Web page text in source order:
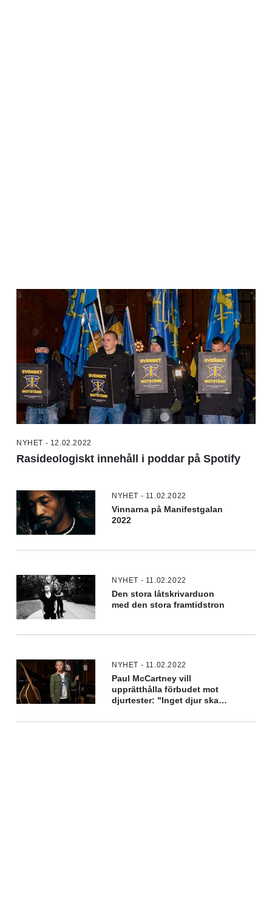
NYHET - 12.02.2022
Rasideologiskt innehåll i poddar på Spotify
NYHET - 11.02.2022
Vinnarna på Manifestgalan
2022
NYHET - 11.02.2022
Den stora låtskrivarduon
med den stora framtidstron
NYHET - 11.02.2022
Paul McCartney vill
upprätthålla förbudet mot
djurtester: "Inget djur ska